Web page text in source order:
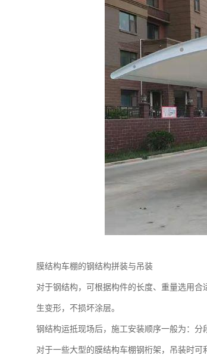
膜结构车棚的钢结构拼装与吊装
对于钢结构，可根据构件的长度、重量选用
生变形，不损坏涂层。
钢结构运抵现场后，施工安装顺序一般为：
对于一些大型的膜结构车棚钢桁架，吊装时